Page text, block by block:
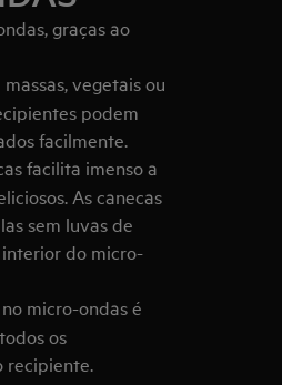
graças ao
vegetais ou
podem
facilmente.
facilita imenso a
As canecas
sem luvas de
do micro-
micro-ondas é
os
recipiente.